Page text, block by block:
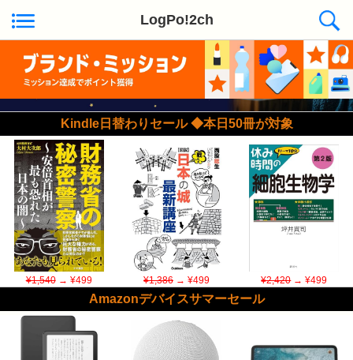
LogPo!2ch
Kindle日替わりセール ◆本日50冊が対象
¥1,540→ ¥499 ¥1,386→ ¥499 ¥2,420→ ¥499
Amazonデバイスサマーセール